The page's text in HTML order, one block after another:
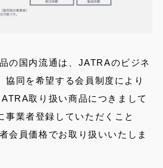
の国内流通は、JATRAのビジネ
協同を希望する会員制度により
取り扱い商品につきまして
事業者登録していただくこと
会員価格でお取り扱いいたしま